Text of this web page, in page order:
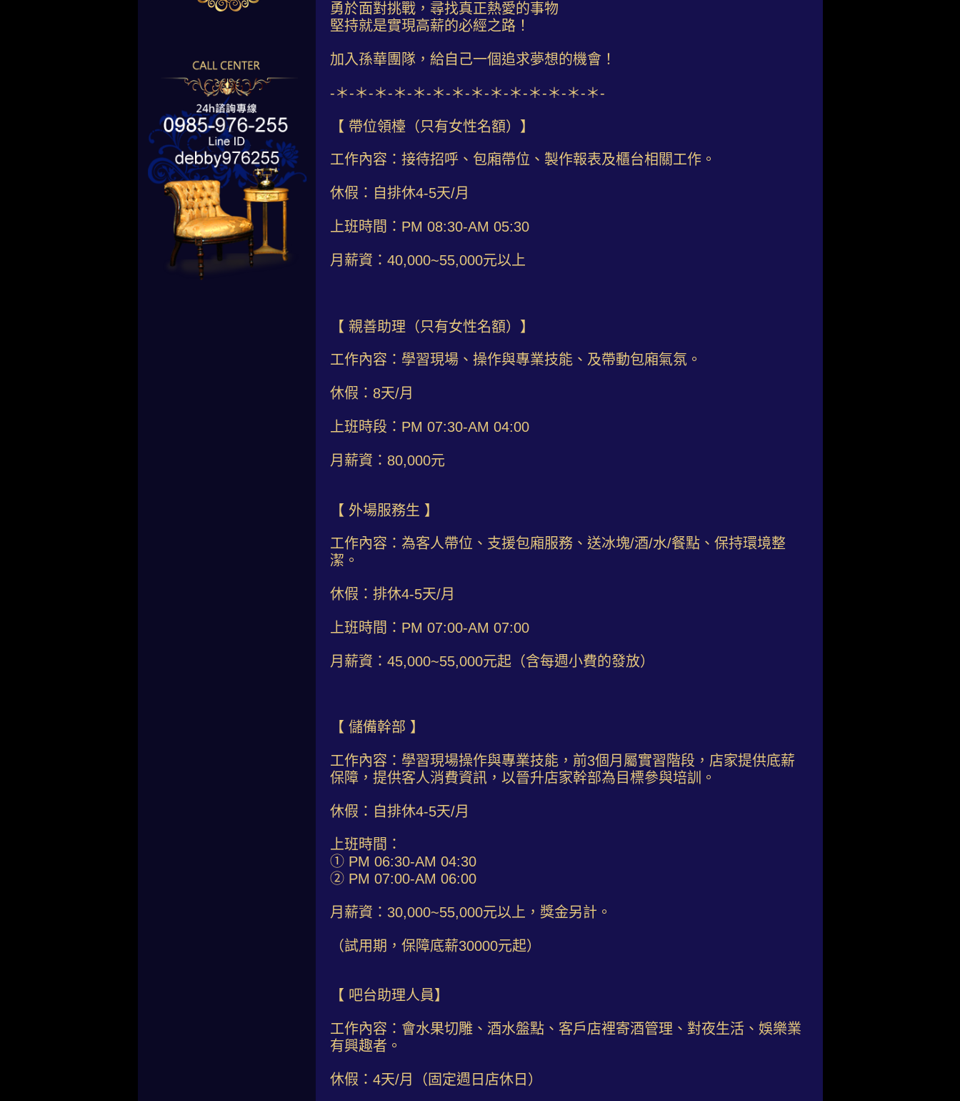
勇於面對挑戰，尋找真正熱愛的事物
堅持就是實現高薪的必經之路！
加入孫華團隊，給自己一個追求夢想的機會！
-＊-＊-＊-＊-＊-＊-＊-＊-＊-＊-＊-＊-＊-＊-
【 帶位領檯（只有女性名額）】
工作內容：接待招呼、包廂帶位、製作報表及櫃台相關工作。
休假：自排休4-5天/月
上班時間：PM 08:30-AM 05:30
月薪資：40,000~55,000元以上
【 親善助理（只有女性名額）】
工作內容：學習現場、操作與專業技能、及帶動包廂氣氛。
休假：8天/月
上班時段：PM 07:30-AM 04:00
月薪資：80,000元
【 外場服務生 】
工作內容：為客人帶位、支援包廂服務、送冰塊/酒/水/餐點、保持環境整
潔。
休假：排休4-5天/月
上班時間：PM 07:00-AM 07:00
月薪資：45,000~55,000元起（含每週小費的發放）
【 儲備幹部 】
工作內容：學習現場操作與專業技能，前3個月屬實習階段，店家提供底薪
保障，提供客人消費資訊，以晉升店家幹部為目標參與培訓。
休假：自排休4-5天/月
上班時間：
① PM 06:30-AM 04:30
② PM 07:00-AM 06:00
月薪資：30,000~55,000元以上，獎金另計。
（試用期，保障底薪30000元起）
【 吧台助理人員】
工作內容：會水果切雕、酒水盤點、客戶店裡寄酒管理、對夜生活、娛樂業
有興趣者。
休假：4天/月（固定週日店休日）